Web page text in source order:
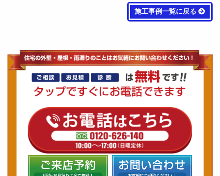
施工事例一覧に戻る